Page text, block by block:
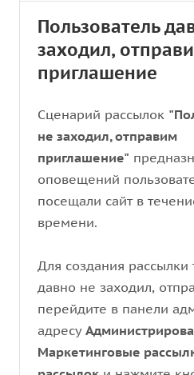
Пользователь
заходил,
приглашение
Сценарий рассылок
не заходил, отправим
приглашение"
оповещений
посещали сайт в
времени.
Для создания рассылки
давно не заходил,
перейдите в панели
адресу
Маркетинговые